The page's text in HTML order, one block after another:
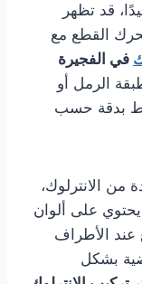
قد تظهر
القطع مع
في الفجيرة
الرمل أو
بدقة حسب
من الانترلوك،
يحتوي على ألوان
عند الأطراف
بشكل